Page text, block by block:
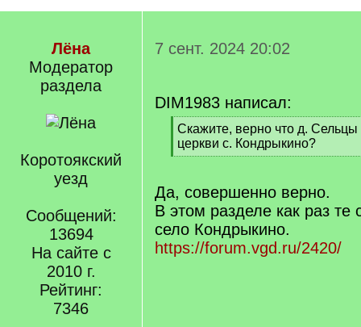
Лёна
Модератор
раздела
Коротоякский
уезд
Сообщений:
13694
На сайте с
2010 г.
Рейтинг:
7346
7 сент. 2024 20:02
DIM1983 написал:
[
q
]
Скажите, верно что д. Сельцы
церкви с. Кондрыкино?
[
]
Да, совершенно верно.
В этом разделе как раз
село Кондрыкино.
https://forum.vgd.ru/2420/